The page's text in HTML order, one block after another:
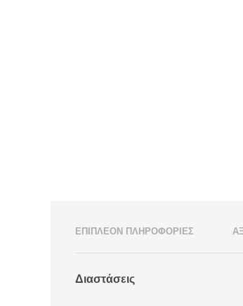
ΕΠΙΠΛΈΟΝ ΠΛΗΡΟΦΟΡΊΕΣ
Διαστάσεις